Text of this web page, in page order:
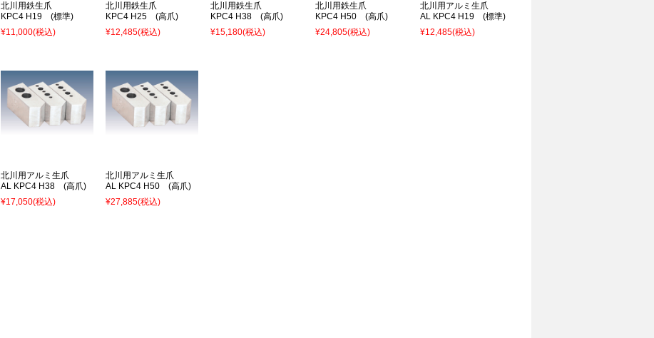
北川用鉄生爪
KPC4 H19 (標準)
¥11,000(税込)
北川用鉄生爪
KPC4 H25 (高爪)
¥12,485(税込)
北川用鉄生爪
KPC4 H38 (高爪)
¥15,180(税込)
北川用鉄生爪
KPC4 H50 (高爪)
¥24,805(税込)
北川用アルミ生爪
AL KPC4 H19 (標準)
¥12,485(税込)
北川用アルミ生爪
AL KPC4 H38 (高爪)
¥17,050(税込)
北川用アルミ生爪
AL KPC4 H50 (高爪)
¥27,885(税込)